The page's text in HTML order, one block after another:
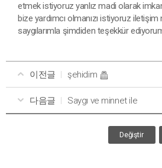
etmek istiyoruz yanlız madi olarak
bize yardımcı olmanızı istiyoruz
saygılarımla şimdiden teşekkür
이전글 şehidim
다음글 Saygı ve minnet ile
Değiştir